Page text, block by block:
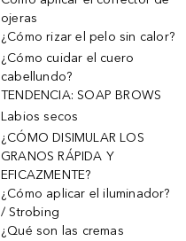
ojeras
¿Cómo rizar el pelo sin calor?
¿Cómo cuidar el cuero
cabellundo?
TENDENCIA: SOAP BROWS
Labios secos
¿CÓMO DISIMULAR LOS
GRANOS RÁPIDA Y
EFICAZMENTE?
¿Cómo aplicar el iluminador?
/ Strobing
¿Qué son las cremas